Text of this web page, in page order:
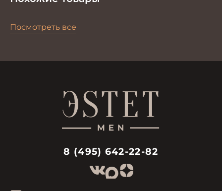
Посмотреть все
8 (495) 642-22-82